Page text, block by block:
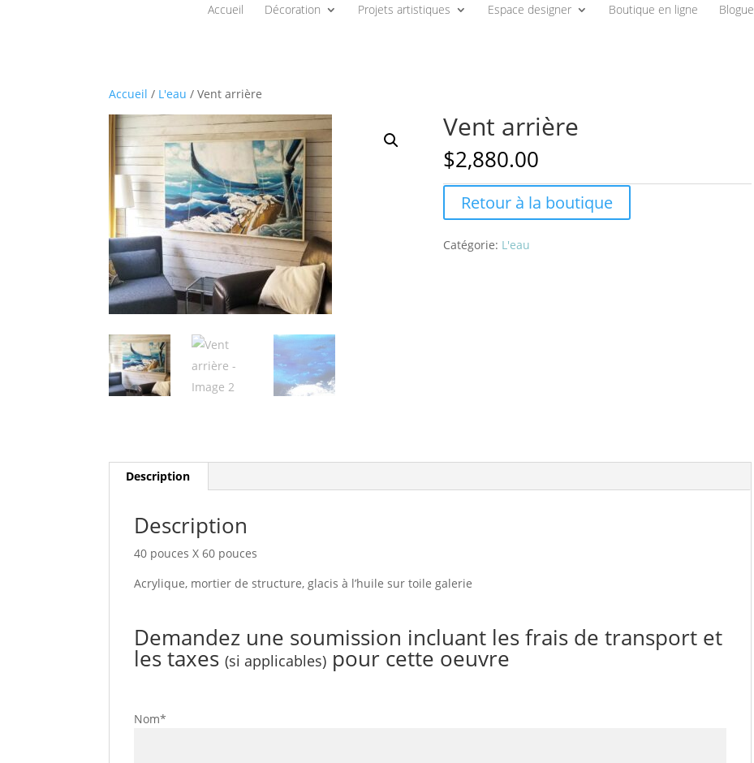
Accueil Décoration Projets artistiques Espace designer Boutique en ligne Blogue
Accueil / L'eau / Vent arrière
Vent arrière
$2,880.00
Retour à la boutique
Catégorie: L'eau
Description
Description
40 pouces X 60 pouces
Acrylique, mortier de structure, glacis à l’huile sur toile galerie
Demandez une soumission incluant les frais de transport et
les taxes(si applicables) pour cette oeuvre
Nom*